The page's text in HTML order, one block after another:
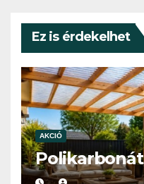
Ez is érdekelhet
AKCIÓ
Polikarbonát